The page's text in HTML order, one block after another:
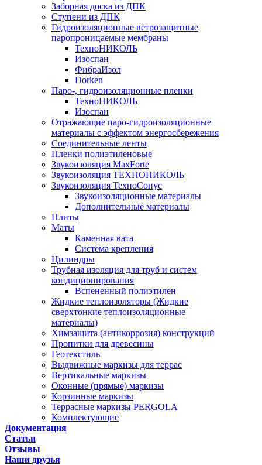
Заборная доска из ДПК
Ступени из ДПК
Гидроизоляционные ветрозащитные
паропроницаемые мембраны
ТехноНИКОЛЬ
Изоспан
ФибраИзол
Dorken
Паро-, гидроизоляционные пленки
ТехноНИКОЛЬ
Изоспан
Отражающие паро-гидроизоляционные
материалы с эффектом энергосбережения
Соединительные ленты
Пленки полиэтиленовые
Звукоизоляция MaxForte
Звукоизоляция ТЕХНОНИКОЛЬ
Звукоизоляция ТехноСонус
Звукоизоляционные материалы
Дополнительные материалы
Плиты
Маты
Каменная вата
Система крепления
Цилиндры
Трубная изоляция для труб и систем
кондиционирования
Вспененный полиэтилен
Жидкие теплоизоляторы (Жидкие
сверхтонкие теплоизоляционные
материалы)
Химзащита (антикоррозия) конструкций
Пропитки для древесины
Геотекстиль
Выдвижные маркизы для террас
Вертикальные маркизы
Оконные (прямые) маркизы
Корзинные маркизы
Террасные маркизы PERGOLA
Комплектующие
Документация
Статьи
Отзывы
Наши друзья